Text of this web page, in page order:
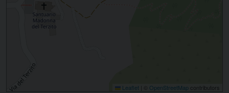
Leaflet OpenStreetMap contributors